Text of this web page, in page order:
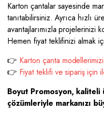
Karton çantalar sayesinde
tanıtabilirsiniz. Ayrıca hızlı
avantajlarımızla projelerinizi
Hemen fiyat teklifinizi almak
👉 Karton çanta
👉 Fiyat teklifi ve sipariş için
Boyut Promosyon,
çözümleriyle markanızı